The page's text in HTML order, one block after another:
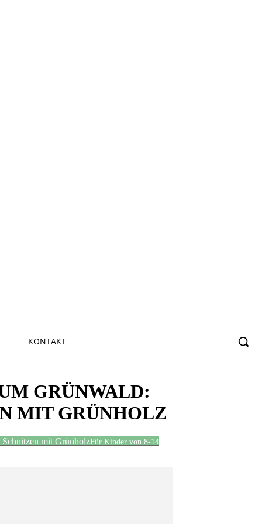
KONTAKT
GRÜNWALD:
MIT GRÜNHOLZ
Schnitzen mit GrünholzFür Kinder von 8-14